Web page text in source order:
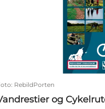
: RebildPorten
og